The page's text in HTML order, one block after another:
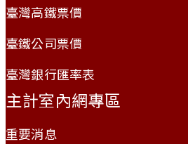
臺灣高鐵票價
臺鐵公司票價
臺灣銀行匯率表
主計室內網專區
重要消息